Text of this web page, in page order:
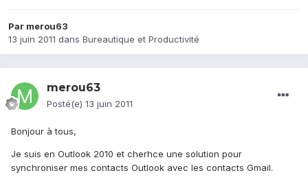
Par merou63
13 juin 2011 dans Bureautique et Productivité
merou63
Posté(e) 13 juin 2011
Bonjour à tous,
Je suis en Outlook 2010 et cherhce une solution pour
synchroniser mes contacts Outlook avec les contacts Gmail.